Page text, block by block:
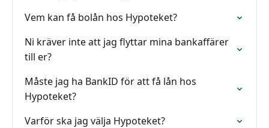
Vem kan få bolån hos Hypoteket?
Ni kräver inte att jag flyttar mina bankaffärer
till er?
Måste jag ha BankID för att få lån hos
Hypoteket?
Varför ska jag välja Hypoteket?